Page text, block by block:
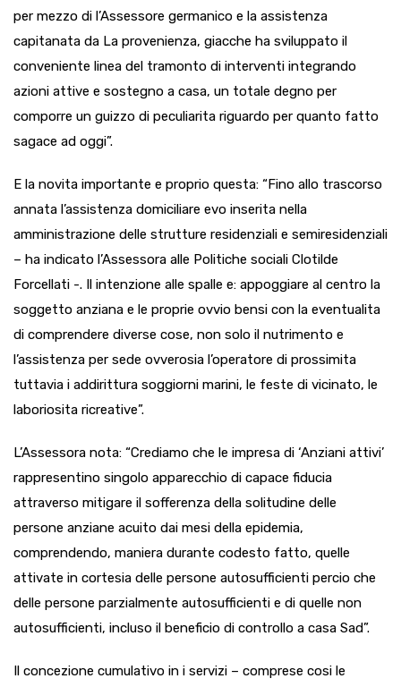
per mezzo di l’Assessore germanico e la assistenza
capitanata da La provenienza, giacche ha sviluppato il
conveniente linea del tramonto di interventi integrando
azioni attive e sostegno a casa, un totale degno per
comporre un guizzo di peculiarita riguardo per quanto fatto
sagace ad oggi”.
E la novita importante e proprio questa: “Fino allo trascorso
annata l’assistenza domiciliare evo inserita nella
amministrazione delle strutture residenziali e semiresidenziali
– ha indicato l’Assessora alle Politiche sociali Clotilde
Forcellati -. Il intenzione alle spalle e: appoggiare al centro la
soggetto anziana e le proprie ovvio bensi con la eventualita
di comprendere diverse cose, non solo il nutrimento e
l’assistenza per sede ovverosia l’operatore di prossimita
tuttavia i addirittura soggiorni marini, le feste di vicinato, le
laboriosita ricreative”.
L’Assessora nota: “Crediamo che le impresa di ‘Anziani attivi’
rappresentino singolo apparecchio di capace fiducia
attraverso mitigare il sofferenza della solitudine delle
persone anziane acuito dai mesi della epidemia,
comprendendo, maniera durante codesto fatto, quelle
attivate in cortesia delle persone autosufficienti percio che
delle persone parzialmente autosufficienti e di quelle non
autosufficienti, incluso il beneficio di controllo a casa Sad”.
Il concezione cumulativo in i servizi – comprese cosi le